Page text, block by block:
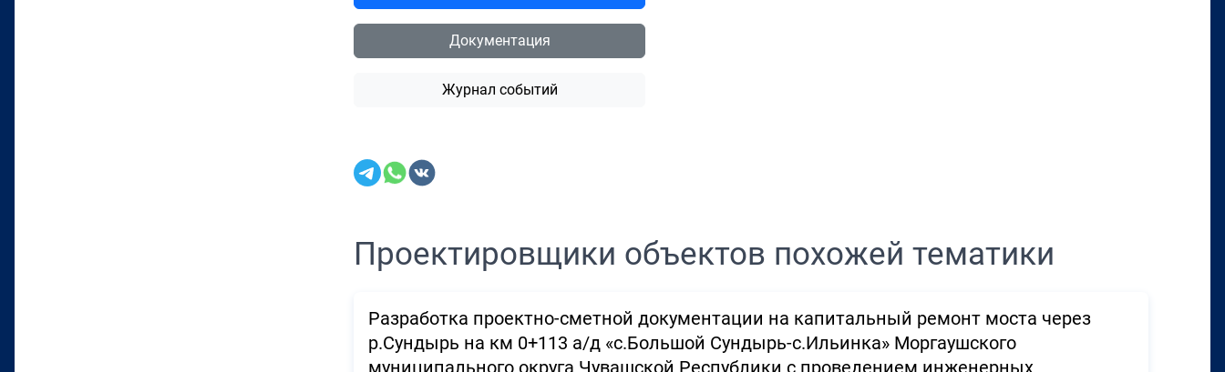
Документация
Журнал событий
Проектировщики объектов похожей тематики
Разработка проектно-сметной документации на капитальный ремонт моста через
р.Сундырь на км 0+113 а/д «с.Большой Сундырь-с.Ильинка» Моргаушского
муниципального округа Чувашской Республики с проведением инженерных